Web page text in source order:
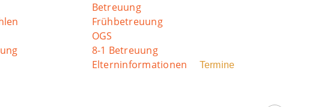
Betreuung
Frühbetreuung
OGS
8-1 Betreuung
Elterninformationen
Termine